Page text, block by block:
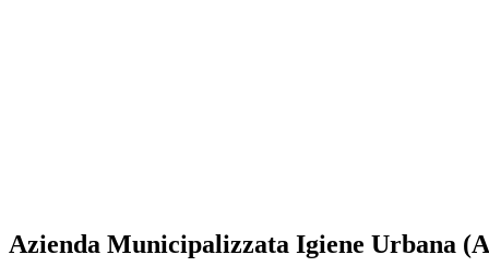
Azienda Municipalizzata Igiene Urbana